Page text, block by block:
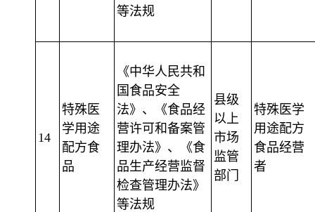
等法规
14
特殊医
学用途
配方食
品
《中华人民共和
国食品安全
法》、《食品经
营许可和备案管
理办法》、《食
品生产经营监督
检查管理办法》
等法规
县级
以上
市场
监管
部门
特殊医学
用途配方
食品经营
者